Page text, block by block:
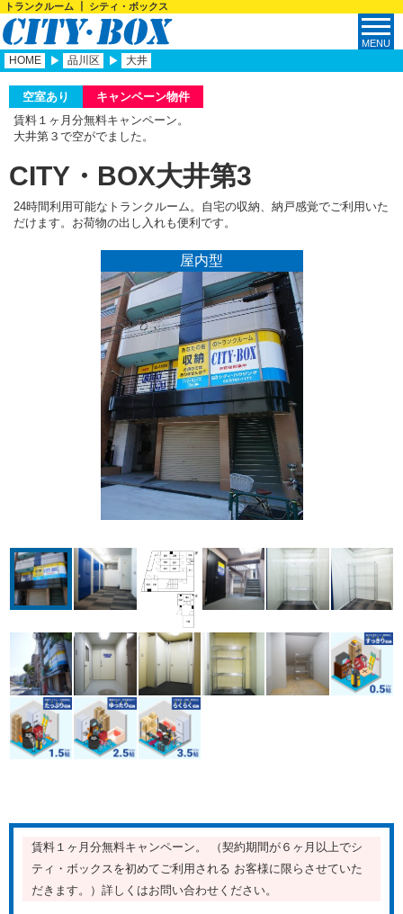
トランクルーム ┃ シティ・ボックス
HOME 品川区 大井
空室あり
キャンペーン物件
賃料１ヶ月分無料キャンペーン。
大井第３で空がでました。
CITY・BOX大井第3
24時間利用可能なトランクルーム。自宅の収納、納戸感覚でご利用いた
だけます。お荷物の出し入れも便利です。
屋内型
賃料１ヶ月分無料キャンペーン。 （契約期間が６ヶ月以上でシ
ティ・ボックスを初めてご利用される お客様に限らさせていた
だきます。）詳しくはお問い合わせください。